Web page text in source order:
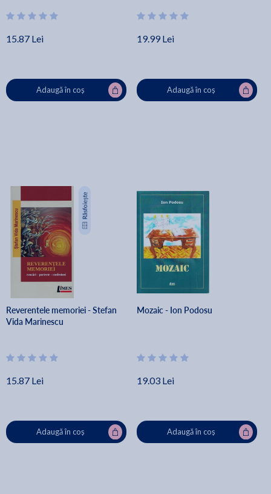
15.87 Lei
Adaugă în coș
19.99 Lei
Adaugă în coș
Reverentele memoriei - Stefan
Vida Marinescu
15.87 Lei
Adaugă în coș
Mozaic - Ion Podosu
19.03 Lei
Adaugă în coș